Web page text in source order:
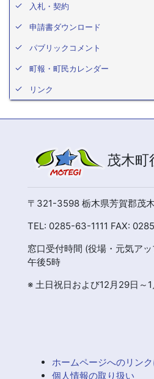
入札・契約
申請書ダウンロード
パブリックコメント
町報・町民カレンダー
リンク
茂木町
〒321-3598 栃木県芳賀郡茂
TEL: 0285-63-1111 FAX:
窓口受付時間 (役場・元気ア
午後5時
※ 土日祝日および12月29日～1
ホームページへのリン
個人情報の取り扱い